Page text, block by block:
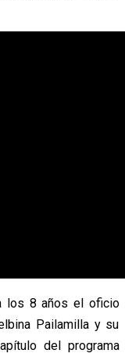
los 8 años el oficio
Pailamilla y su
del programa